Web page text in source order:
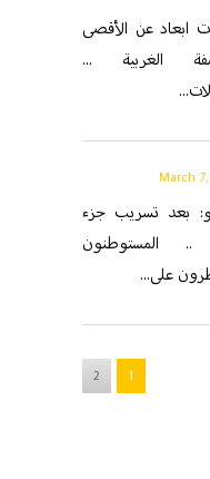
ابعاد عن الأقصى
الغربية ...
March
بعد تسريب جزء
.. المستوطنون
على...
1
2